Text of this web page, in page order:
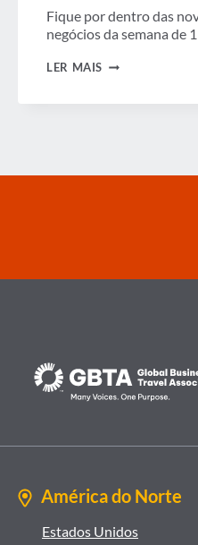
Fique por dentro das
negócios da semana de
LER MAIS SEMANA
América do Norte
Estados Unidos